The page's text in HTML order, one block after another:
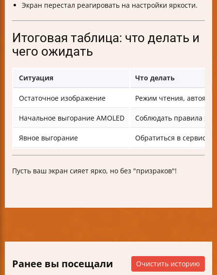
Экран перестал реагировать на настройки яркости.
Итоговая таблица: что делать и
чего ожидать
Ситуация Что делать
Остаточное изображение Режим чтения,
Начальное выгорание AMOLED Соблюдать правила
Явное выгорание Обратиться в сервис
Пусть ваш экран сияет ярко, но без "призраков"!
Ранее вы посещали Очистить историю